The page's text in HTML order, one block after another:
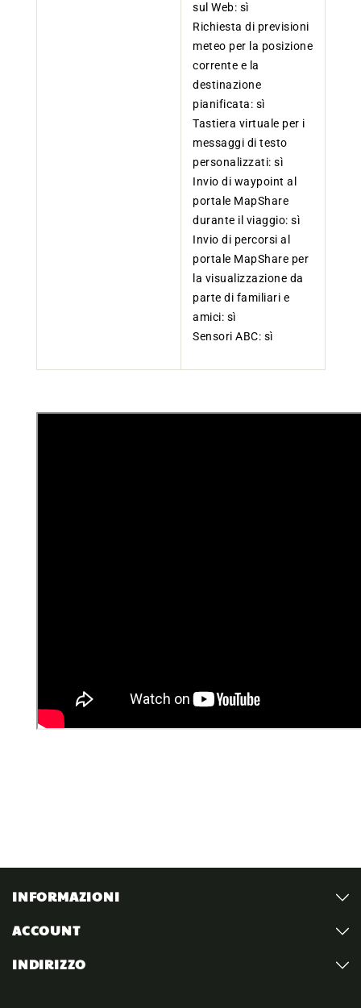
sul Web: sì
Richiesta di previsioni
meteo per la posizione
corrente e la
destinazione
pianificata: sì
Tastiera virtuale per i
messaggi di testo
personalizzati: sì
Invio di waypoint al
portale MapShare
durante il viaggio: sì
Invio di percorsi al
portale MapShare per
la visualizzazione da
parte di familiari e
amici: sì
Sensori ABC: sì
INFORMAZIONI
ACCOUNT
INDIRIZZO